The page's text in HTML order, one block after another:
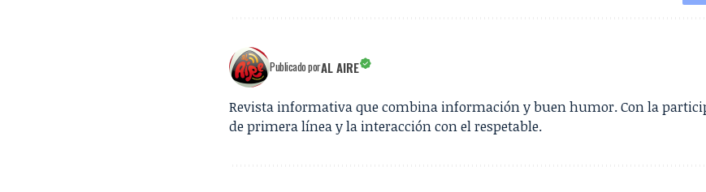
Publicado porAL AIRE
Revista informativa que combina información y buen humor. Con la
de primera línea y la interacción con el respetable.